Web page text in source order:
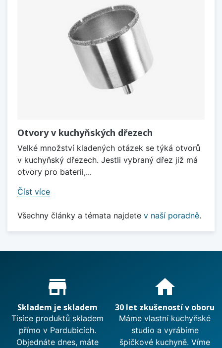
Otvory v kuchyňských dřezech
Velké množství kladených otázek se týká otvorů
v kuchyňský dřezech. Jestli vybraný dřez již má
otvory pro baterii,...
Číst více
Všechny články a témata najdete v naší poradně.
Proč nakupovat u nás?
store_mall_directory
Skladem je skladem
Tisíce produktů skladem
přímo v Pardubicích.
Objednáte dnes, máte
home
30 let zkušeností v oboru
Máme vlastní kuchyňské
studio a vyrábíme
špičkové kuchyně. Víme